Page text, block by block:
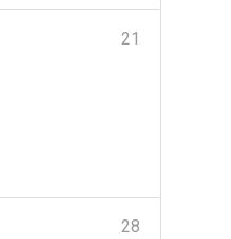
21
28